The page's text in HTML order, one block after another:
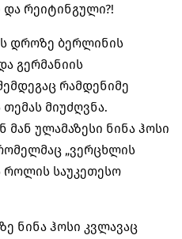
რეიტინგული?!
დროზე ბერლინის
გერმანიის
რამდენიმე
მიუძღვნა.
ულამაზესი ნინა ჰოსი
„ვერცხლის
როლის საუკეთესო
ნინა ჰოსი კვლავაც